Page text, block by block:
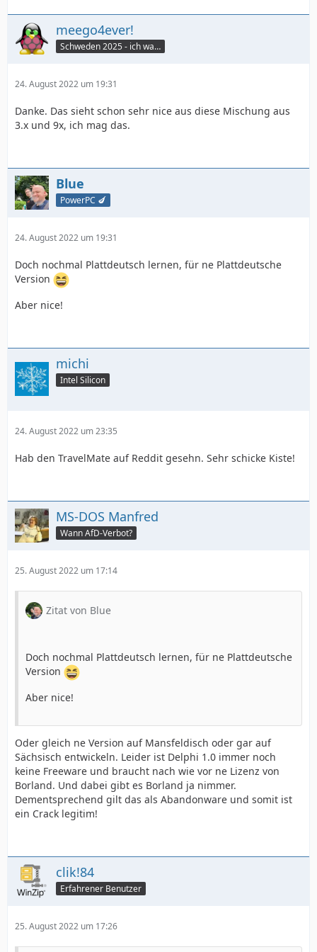
meego4ever!
Schweden 2025 - ich war da :seufz:
24. August 2022 um 19:31
Danke. Das sieht schon sehr nice aus diese Mischung aus
3.x und 9x, ich mag das.
Blue
PowerPC 🍆
24. August 2022 um 19:31
Doch nochmal Plattdeutsch lernen, für ne Plattdeutsche
Version
Aber nice!
michi
Intel Silicon
24. August 2022 um 23:35
Hab den TravelMate auf Reddit gesehn. Sehr schicke Kiste!
MS-DOS Manfred
Wann AfD-Verbot?
25. August 2022 um 17:14
Zitat von Blue
Doch nochmal Plattdeutsch lernen, für ne Plattdeutsche
Version
Aber nice!
Oder gleich ne Version auf Mansfeldisch oder gar auf
Sächsisch entwickeln. Leider ist Delphi 1.0 immer noch
keine Freeware und braucht nach wie vor ne Lizenz von
Borland. Und dabei gibt es Borland ja nimmer.
Dementsprechend gilt das als Abandonware und somit ist
ein Crack legitim!
clik!84
Erfahrener Benutzer
25. August 2022 um 17:26